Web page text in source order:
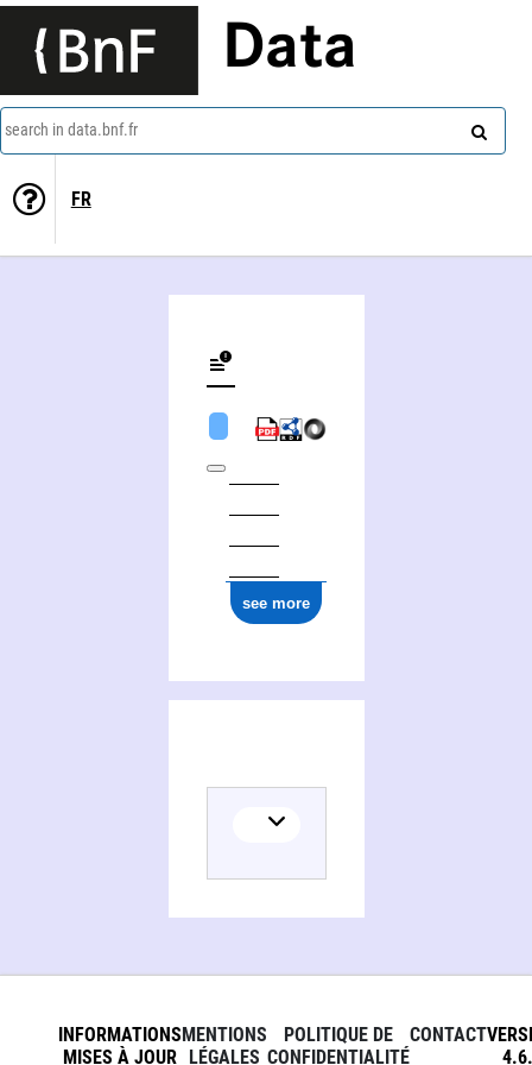
Data
search in data.bnf.fr
FR
see more
INFORMATIONS
MISES À JOUR
MENTIONS
LÉGALES
POLITIQUE DE
CONFIDENTIALITÉ
CONTACT